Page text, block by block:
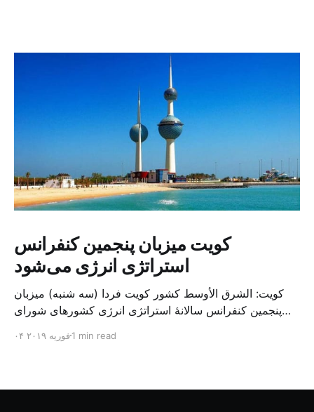
کویت میزبان پنجمین کنفرانس
استراتژی انرژی می‌شود
کویت: الشرق الأوسط کشور کویت فردا (سه شنبه) میزبان
پنجمین کنفرانس سالانهٔ استراتژی انرژی کشورهای شورای
متخصص از شرکت‌های جهانی نفت و گاز در این کنفرانس
۰۴ فوریه ۲۰۱۹1 min read